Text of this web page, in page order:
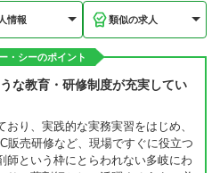
情報 類似の求人
・シーのポイント
な教育・研修制度が充実してい
り、実践的な実務実習をはじめ、
販売研修など、現場ですぐに役立つ
師という枠にとらわれない多岐にわ